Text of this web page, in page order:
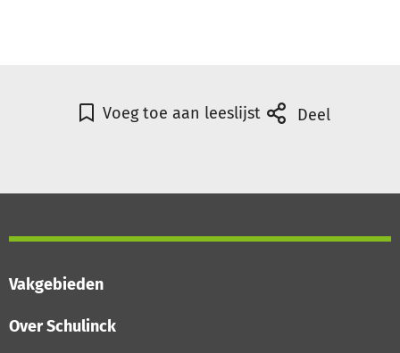
Voeg toe aan leeslijst Deel
Vakgebieden
Over Schulinck